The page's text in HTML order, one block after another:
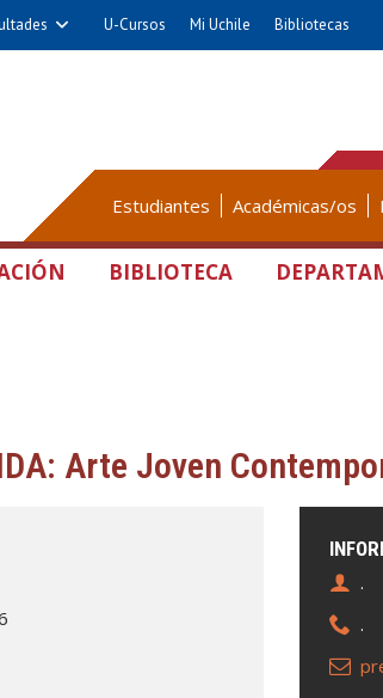
U-Cursos Mi Uchile Bibliotecas
Estudiantes Académicas/os
BIBLIOTECA
Arte Joven
.
.